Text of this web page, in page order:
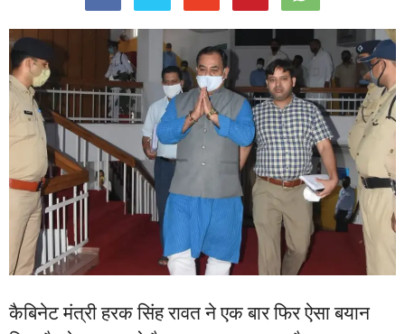
कैबिनेट मंत्री हरक सिंह रावत ने एक बार फिर ऐसा बयान